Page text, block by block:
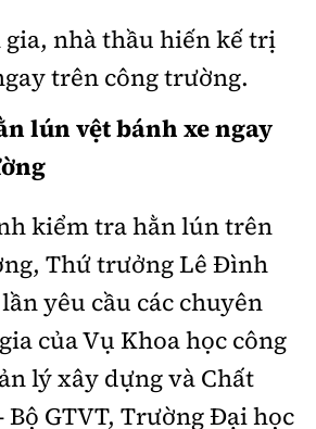
gia, nhà thầu hiến kế trị
trên công trường.
lún vệt bánh xe ngay
kiểm tra hằn lún trên
Thứ trưởng Lê Đình
yêu cầu các chuyên
của Vụ Khoa học công
lý xây dựng và Chất
Bộ GTVT, Trường Đại học